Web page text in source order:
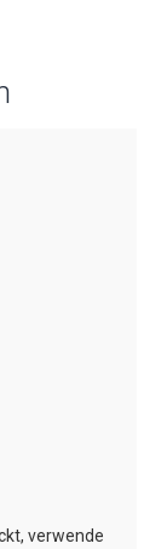
verwende